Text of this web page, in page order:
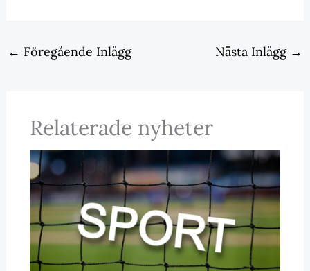
← Föregående Inlägg Nästa Inlägg →
Relaterade nyheter